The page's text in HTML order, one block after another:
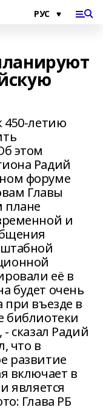
450-летию
этом
Радий
форуме
Главы
плане
и
её в
будет очень
при въезде в
библиотеки
сказал Радий
что в
развитие
включает в
является
Глава РБ